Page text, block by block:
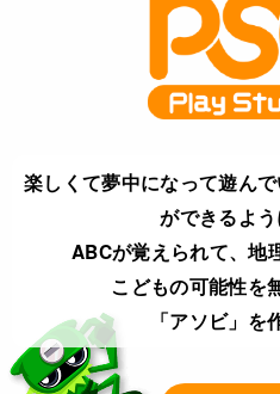
楽しくて夢中になって遊ん
ができるよう
ABCが覚えられて、地
こどもの可能性を
「アソビ」を